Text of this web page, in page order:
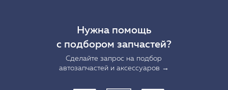
Нужна помощь
с подбором запчастей?
Сделайте запрос на подбор
автозапчастей и аксессуаров →